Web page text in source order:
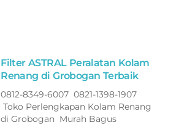
Filter ASTRAL Peralatan Kolam
Renang di Grobogan Terbaik
0812-8349-6007 0821-1398-1907
Toko Perlengkapan Kolam Renang
di Grobogan Murah Bagus